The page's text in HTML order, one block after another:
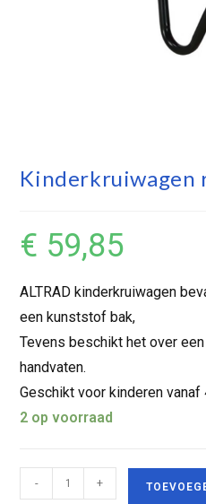
Kinderkruiwagen
€ 59,85
ALTRAD kinderkruiwagen
een kunststof bak,
Tevens beschikt het over
handvaten.
Geschikt voor kinderen vanaf
2 op voorraad
- +